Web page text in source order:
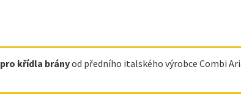
pro křídla brányod předního italského výrobce Combi